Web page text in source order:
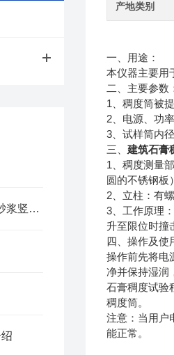
GJY-1000 灌浆用膨胀砂浆竖向膨胀率测定仪操作说明
产地类别
一、用途：
本仪器主要用
二、主要参数
1 、稠度筒被
2、电源、功率
3、试样筒内
三、 建筑石膏
1 、稠度测量
圆的不锈钢板
2、立柱：有
3、工作原理
升至限位时撞
四、操作及使
操作前先将电
净并保持湿润
石膏稠度试验
稠度筒。
注意：当用户
能正常。